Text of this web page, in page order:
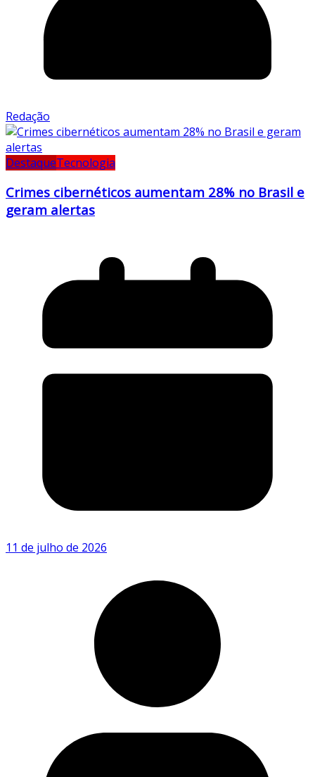
Redação
DestaqueTecnologia
Crimes cibernéticos aumentam 28% no Brasil e
geram alertas
11 de julho de 2026